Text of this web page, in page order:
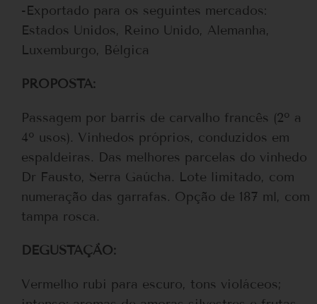
-Exportado para os seguintes mercados:
Estados Unidos, Reino Unido, Alemanha,
Luxemburgo, Bélgica
PROPOSTA:
Passagem por barris de carvalho francês (2º a
4º usos). Vinhedos próprios, conduzidos em
espaldeiras. Das melhores parcelas do vinhedo
Dr Fausto, Serra Gaúcha. Lote limitado, com
numeração das garrafas. Opção de 187 ml, com
tampa rosca.
DEGUSTAÇÃO:
Vermelho rubi para escuro, tons violáceos;